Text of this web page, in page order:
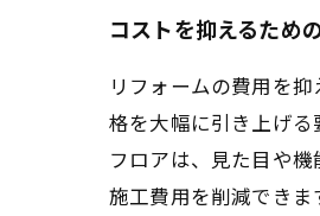
コストを抑えるため
リフォームの費用を
格を大幅に引き上げ
フロアは、見た目や
施工費用を削減でき